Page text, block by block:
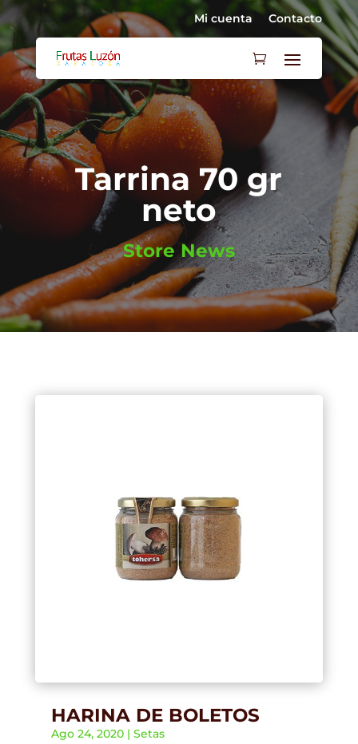
Mi cuenta Contacto
Tarrina 70 gr
neto
Store News
HARINA DE BOLETOS
Ago 24, 2020| Setas